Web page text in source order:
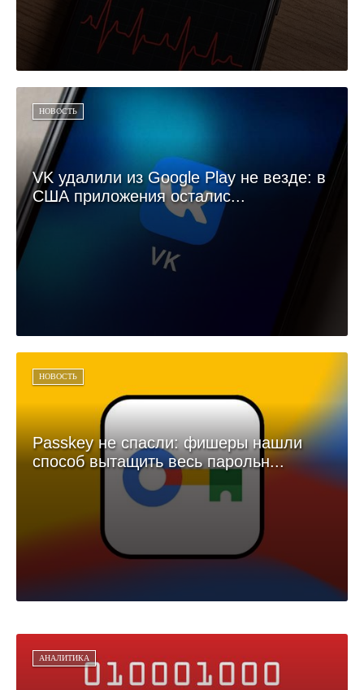
НОВОСТЬ
VK удалили из Google Play не везде: в
США приложения осталис...
НОВОСТЬ
Passkey не спасли: фишеры нашли
способ вытащить весь парольн...
АНАЛИТИКА